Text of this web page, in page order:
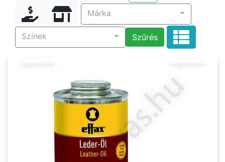
Márka
Színek Szűrés